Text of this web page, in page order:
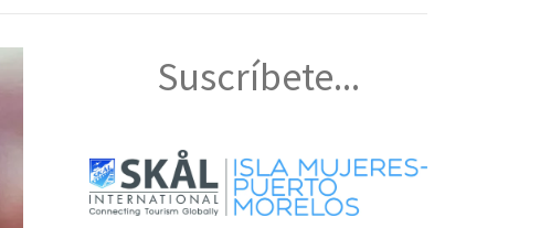
Suscríbete...